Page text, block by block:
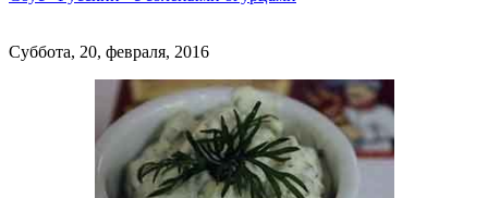
Суббота, 20, февраля, 2016